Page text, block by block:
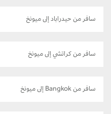
سافر من حيدراباد إلى ميونخ
سافر من كراتشي إلى ميونخ
سافر من Bangkok إلى ميونخ